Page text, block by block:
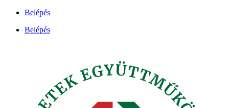
Ugrás
tartalomhoz
Belépés
Belépés